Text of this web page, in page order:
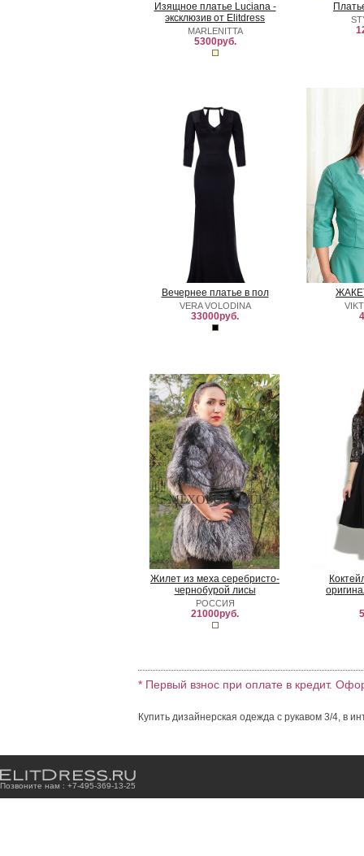
Изящное платье Luciana -
эксклюзив от Elitdress
MARLENITTA
5300руб.
Вечернее платье в пол
VERA VOLODINA
33000руб.
Жилет из меха серебристо-
чернобурой лисы
РОССИЯ
21000руб.
* Первый взнос при оплате в кредит.
Купить дизайнерская одежда с рукавом 3/4, в
Позвоните нам : +7-495-369-13-25